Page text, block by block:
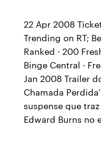
22 Apr 2008
Trending on RT;
Ranked · 200
Binge Central ·
Jan 2008 Trailer
Chamada
suspense que
Edward Burns no